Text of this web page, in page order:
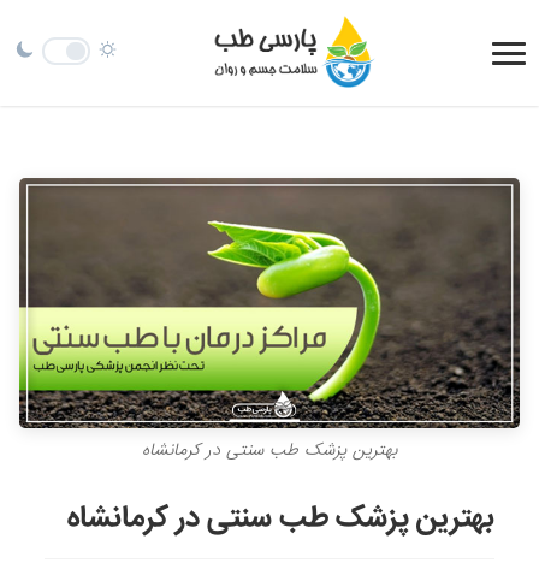
بهترین پزشک طب سنتی در کرمانشاه
بهترین پزشک طب سنتی در کرمانشاه